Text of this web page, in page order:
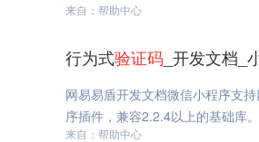
来自：帮助中心
行为式验证码 _开发文档
网易易盾开发文档微信小程序支持
序插件，兼容2.2.4以上的基础库
来自：帮助中心